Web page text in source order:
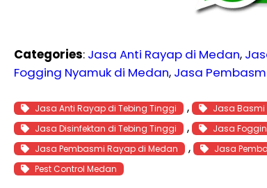
Categories: Jasa Anti Rayap di Medan,
Fogging Nyamuk di Medan, Jasa
Jasa Anti Rayap di Tebing Tinggi , Jasa Basmi
Jasa Disinfektan di Tebing Tinggi , Jasa
Jasa Pembasmi Rayap di Medan , Jasa
Pest Control Medan